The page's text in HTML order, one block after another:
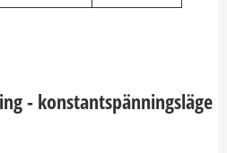
- konstantspänningsläge